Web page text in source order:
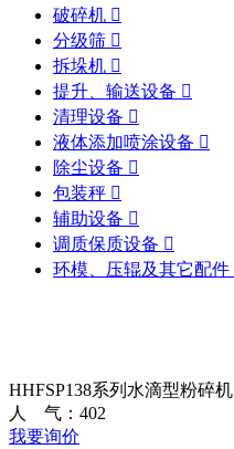
破碎机 
分级筛 
拆垛机 
提升、输送设备 
清理设备 
液体添加喷涂设备 
除尘设备 
包装秤 
辅助设备 
调质保质设备 
环模、压辊及其它配件
HHFSP138系列水滴型粉碎机
人 气： 402
我要询价